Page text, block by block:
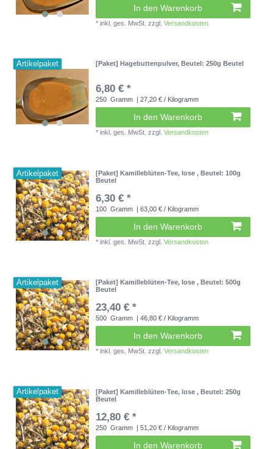
In den Warenkorb
*inkl. ges. MwSt. zzgl.Versandkosten
Artikelpaket [Paket] Hagebuttenpulver, Beutel: 250g Beutel
6,80 € *
250 Gramm | 27,20 € / Kilogramm
In den Warenkorb
*inkl. ges. MwSt. zzgl.Versandkosten
Artikelpaket [Paket] Kamilleblüten-Tee, lose, Beutel: 100g
Beutel
6,30 € *
100 Gramm | 63,00 € / Kilogramm
In den Warenkorb
*inkl. ges. MwSt. zzgl.Versandkosten
Artikelpaket [Paket] Kamilleblüten-Tee, lose, Beutel: 500g
Beutel
23,40 € *
500 Gramm | 46,80 € / Kilogramm
In den Warenkorb
*inkl. ges. MwSt. zzgl.Versandkosten
Artikelpaket [Paket] Kamilleblüten-Tee, lose, Beutel: 250g
Beutel
12,80 € *
250 Gramm | 51,20 € / Kilogramm
In den Warenkorb